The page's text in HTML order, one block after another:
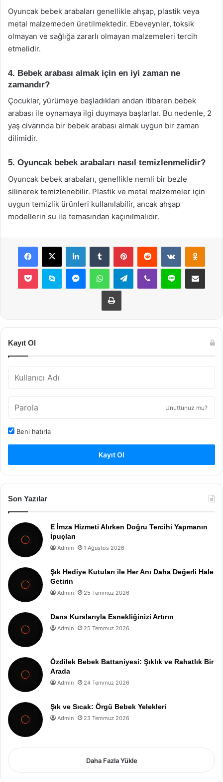
Oyuncak bebek arabaları genellikle ahşap, plastik veya
metal malzemeden üretilmektedir. Ebeveynler, toksik
olmayan ve sağlığa zararlı olmayan malzemeleri tercih
etmelidir.
4. Bebek arabası almak için en iyi zaman ne
zamandır?
Çocuklar, yürümeye başladıkları andan itibaren bebek
arabası ile oynamaya ilgi duymaya başlarlar. Bu nedenle, 2
yaş civarında bir bebek arabası almak uygun bir zaman
dilimidir.
5. Oyuncak bebek arabaları nasıl temizlenmelidir?
Oyuncak bebek arabaları, genellikle nemli bir bezle
silinerek temizlenebilir. Plastik ve metal malzemeler için
uygun temizlik ürünleri kullanılabilir, ancak ahşap
modellerin su ile temasından kaçınılmalıdır.
Facebook
X LinkedInTumblr PinterestReddit VKontakte
Pocket Skype MessengerWhatsAppTelegramViber Line E-Posta ile
Yazdır
Kayıt Ol
Unuttunuz mu?
Beni hatırla
Kayıt Ol
Son Yazılar
E İmza Hizmeti Alırken Doğru Tercihi Yapmanın
İpuçları
Admin 1 Ağustos 2026
Şık Hediye Kutuları ile Her Anı Daha Değerli Hale
Getirin
Admin 25 Temmuz 2026
Dans Kurslarıyla Esnekliğinizi Artırın
Admin 25 Temmuz 2026
Özdilek Bebek Battaniyesi: Şıklık ve Rahatlık Bir
Arada
Admin 24 Temmuz 2026
Şık ve Sıcak: Örgü Bebek Yelekleri
Admin 23 Temmuz 2026
Daha Fazla Yükle